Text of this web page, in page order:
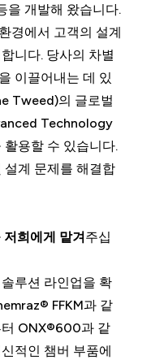
을 개발해 왔습니다.
경에서 고객의 설계
니다. 당사의 차별
이끌어내는 데 있
Tweed)의 글로벌
Technology
용할 수 있습니다.
계 문제를 해결합
희에게 맡겨주십
루션 라인업을 확
FFKM과 같
터 ONX®600과 같
적인 챔버 부품에